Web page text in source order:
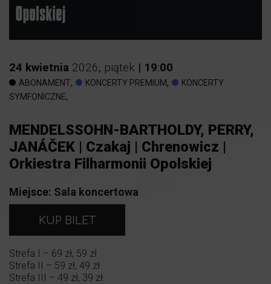
24 kwietnia 2026, piątek | 19:00
ABONAMENT, KONCERTY PREMIUM,
KONCERTY
SYMFONICZNE,
MENDELSSOHN-BARTHOLDY, PERRY,
JANÁČEK | Czakaj | Chrenowicz |
Orkiestra Filharmonii Opolskiej
Miejsce: Sala koncertowa
KUP BILET
Strefa I – 69 zł, 59 zł
Strefa II – 59 zł, 49 zł
Strefa III – 49 zł, 39 zł